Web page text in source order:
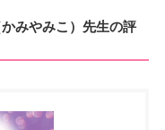
みやみこ）先生の評